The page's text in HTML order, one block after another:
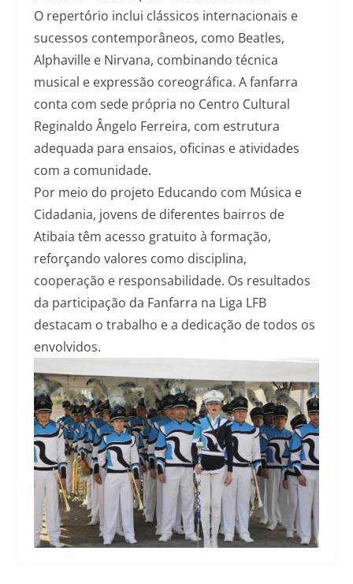
O repertório inclui clássicos internacionais e
sucessos contemporâneos, como Beatles,
Alphaville e Nirvana, combinando técnica
musical e expressão coreográfica. A fanfarra
conta com sede própria no Centro Cultural
Reginaldo Ângelo Ferreira, com estrutura
adequada para ensaios, oficinas e atividades
com a comunidade.
Por meio do projeto Educando com Música e
Cidadania, jovens de diferentes bairros de
Atibaia têm acesso gratuito à formação,
reforçando valores como disciplina,
cooperação e responsabilidade. Os resultados
da participação da Fanfarra na Liga LFB
destacam o trabalho e a dedicação de todos os
envolvidos.